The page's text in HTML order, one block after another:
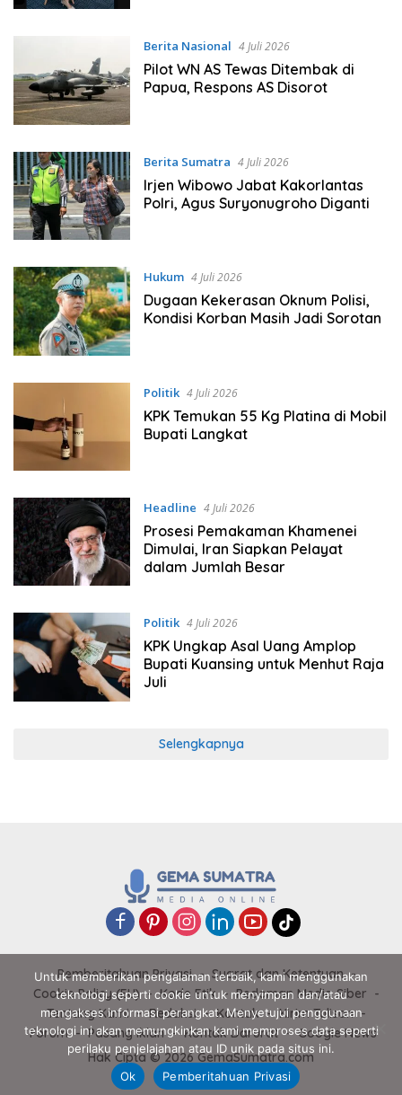
Berita Nasional 4 Juli 2026
Pilot WN AS Tewas Ditembak di
Papua, Respons AS Disorot
Berita Sumatra 4 Juli 2026
Irjen Wibowo Jabat Kakorlantas
Polri, Agus Suryonugroho Diganti
Hukum 4 Juli 2026
Dugaan Kekerasan Oknum Polisi,
Kondisi Korban Masih Jadi Sorotan
Politik 4 Juli 2026
KPK Temukan 55 Kg Platina di Mobil
Bupati Langkat
Headline 4 Juli 2026
Prosesi Pemakaman Khamenei
Dimulai, Iran Siapkan Pelayat
dalam Jumlah Besar
Politik 4 Juli 2026
KPK Ungkap Asal Uang Amplop
Bupati Kuansing untuk Menhut Raja
Juli
Selengkapnya
Pemberitahuan Privasi
Syarat dan Ketentuan
Cookie Policy (EU)
Kode Etik
Pedoman Media Siber
Tentang Kami
Redaksi Kontak
Kirim Tulisan
Forum
Pasang Iklan Kontak Darurat
Google News
Hak Cipta © 2026 GemaSumatra.com
Untuk memberikan pengalaman terbaik, kami menggunakan
teknologi seperti cookie untuk menyimpan dan/atau
mengakses informasi perangkat. Menyetujui penggunaan
teknologi ini akan memungkinkan kami memproses data seperti
perilaku penjelajahan atau ID unik pada situs ini.
Ok
Pemberitahuan Privasi